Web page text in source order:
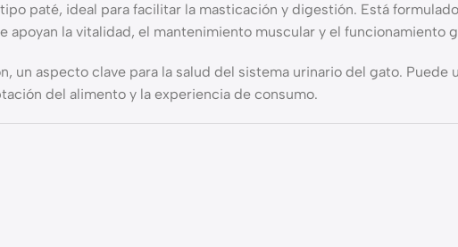
paté, ideal para facilitar la masticación y digestión. Está
apoyan la vitalidad, el mantenimiento muscular y el funcionamiento
un aspecto clave para la salud del sistema urinario del gato.
del alimento y la experiencia de consumo.